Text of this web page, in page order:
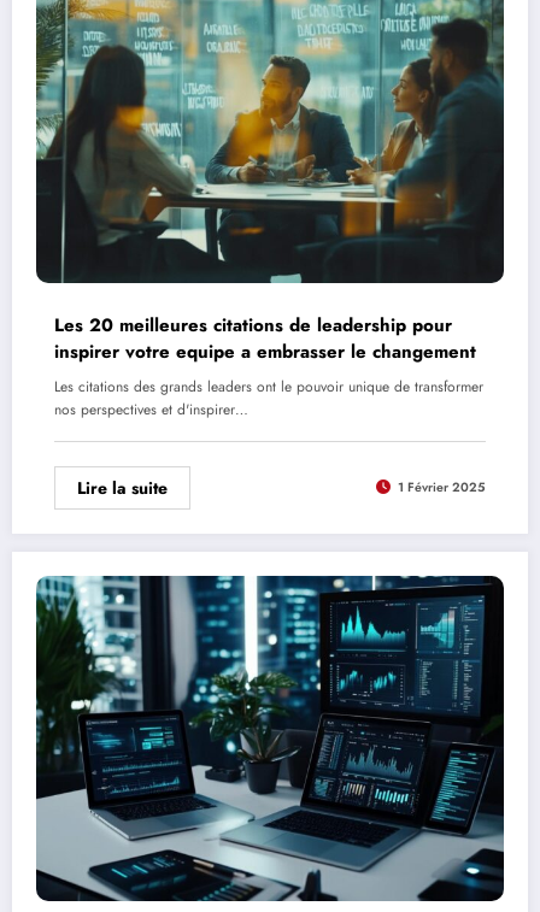
Les 20 meilleures citations de leadership pour
inspirer votre equipe a embrasser le changement
Les citations des grands leaders ont le pouvoir unique de transformer
nos perspectives et d'inspirer…
Lire la suite 1 Février 2025